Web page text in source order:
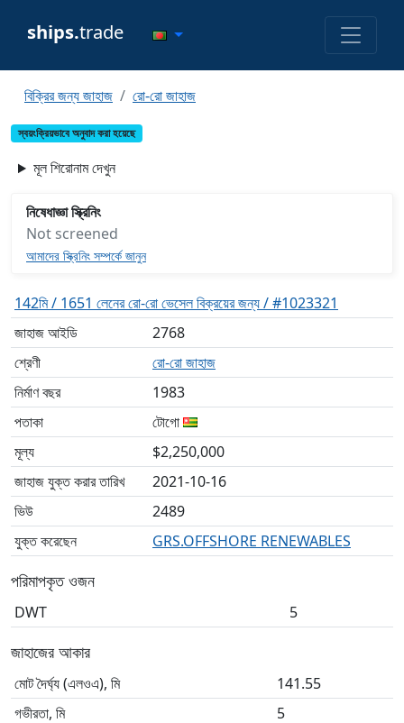
ships.trade
বিক্রির জন্য জাহাজ রো-রো জাহাজ
স্বয়ংক্রিয়ভাবে অনুবাদ করা হয়েছে
মূল শিরোনাম দেখুন
নিষেধাজ্ঞা স্ক্রিনিং
Not screened
আমাদের স্ক্রিনিং সম্পর্কে জানুন
142মি / 1651 লেনের রো-রো ভেসেল বিক্রয়ের জন্য / #1023321
জাহাজ আইডি
2768
শ্রেণী
রো-রো জাহাজ
নির্মাণ বছর
1983
পতাকা
টোগো
মূল্য
$2,250,000
জাহাজ যুক্ত করার তারিখ
2021-10-16
ভিউ
2489
যুক্ত করেছেন
GRS.OFFSHORE RENEWABLES
পরিমাপকৃত ওজন
DWT 5
জাহাজের আকার
মোট দৈর্ঘ্য (এলওএ), মি
141.55
গভীরতা, মি
5